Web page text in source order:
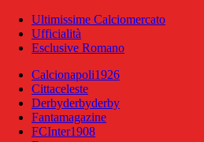
Ultimissime Calciomercato
Ufficialità
Esclusive Romano
Calcionapoli1926
Cittaceleste
Derbyderbyderby
Fantamagazine
FCInter1908